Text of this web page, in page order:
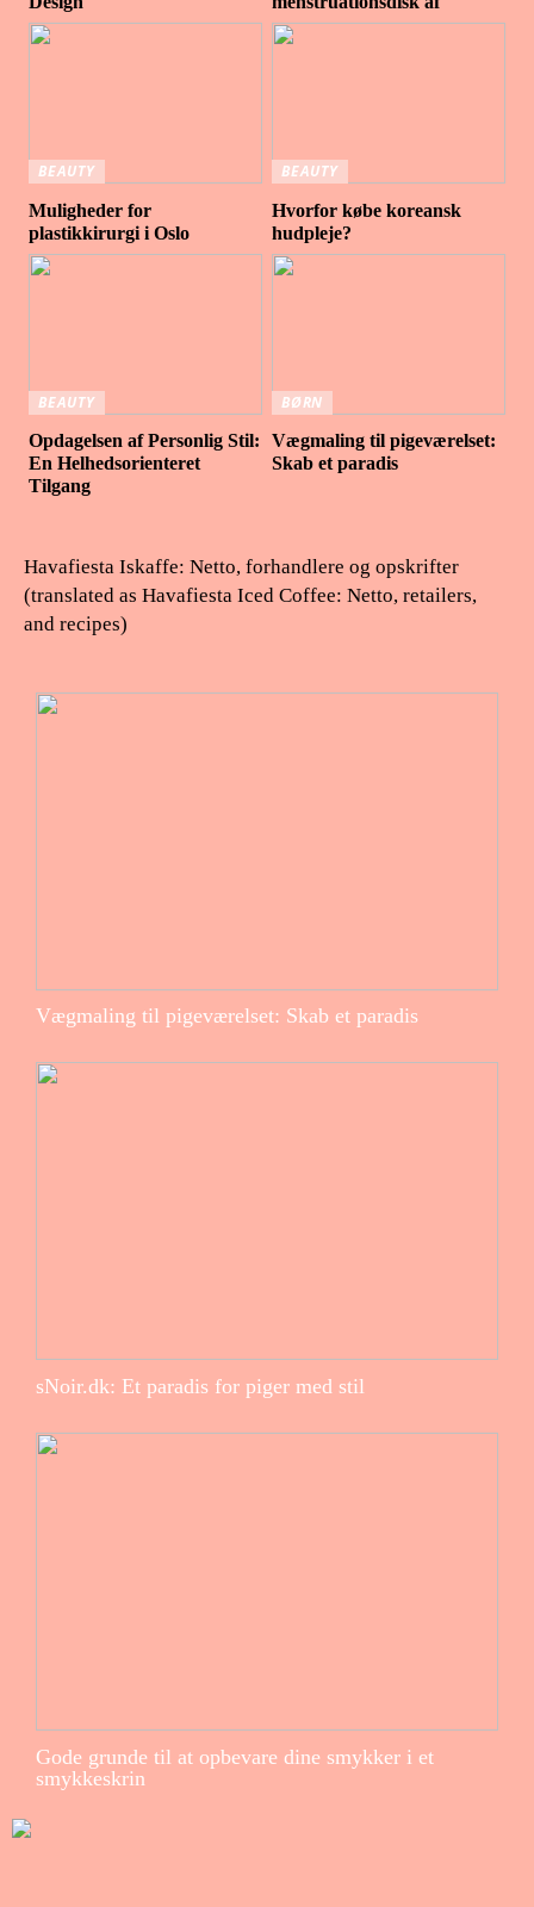
BEAUTY
Muligheder for
plastikkirurgi i Oslo
BEAUTY
Hvorfor købe koreansk
hudpleje?
BEAUTY
Opdagelsen af Personlig Stil:
En Helhedsorienteret
Tilgang
BØRN
Vægmaling til pigeværelset:
Skab et paradis
Havafiesta Iskaffe: Netto, forhandlere og opskrifter
(translated as Havafiesta Iced Coffee: Netto, retailers,
and recipes)
Vægmaling til pigeværelset: Skab et paradis
sNoir.dk: Et paradis for piger med stil
Gode grunde til at opbevare dine smykker i et
smykkeskrin